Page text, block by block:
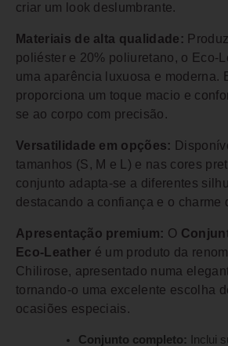
criar um look deslumbrante.
Materiais de alta qualidade:
poliéster e 20% poliuretano, o Eco-
uma aparência luxuosa e moderna.
proporciona um toque macio e
se ao corpo com precisão.
Versatilidade em opções:
tamanhos (S, M e L) e nas cores
conjunto adapta-se a diferentes
destacando a confiança e o charme
Apresentação premium: O
Eco-Leather é um produto da
Chilirose, apresentado numa
tornando-o uma excelente escolha
ocasiões especiais.
Conjunto completo: Inclui